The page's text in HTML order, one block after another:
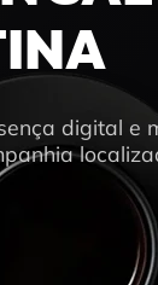
digital e